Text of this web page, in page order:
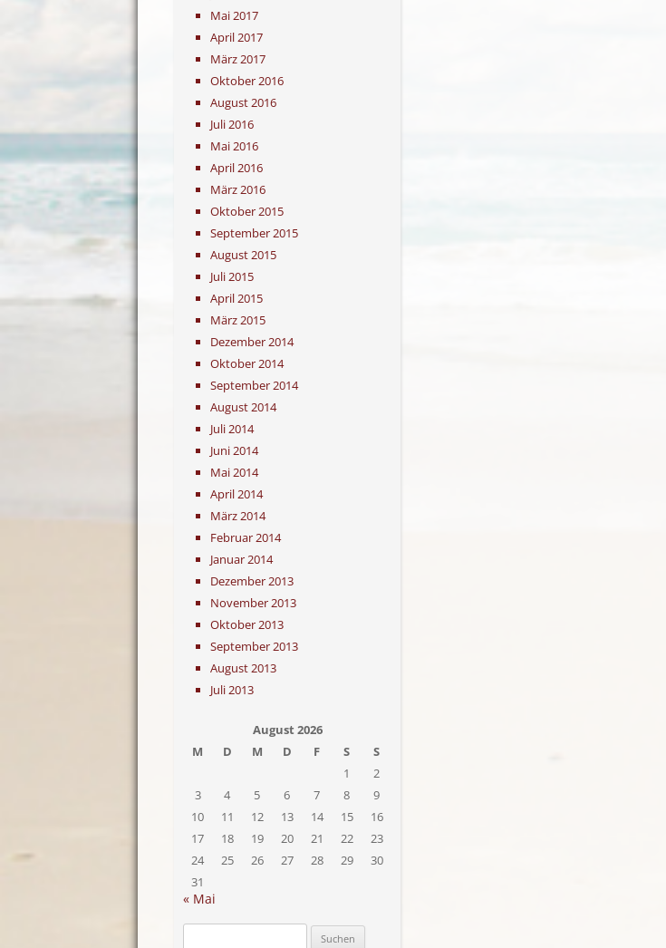
Mai 2017
April 2017
März 2017
Oktober 2016
August 2016
Juli 2016
Mai 2016
April 2016
März 2016
Oktober 2015
September 2015
August 2015
Juli 2015
April 2015
März 2015
Dezember 2014
Oktober 2014
September 2014
August 2014
Juli 2014
Juni 2014
Mai 2014
April 2014
März 2014
Februar 2014
Januar 2014
Dezember 2013
November 2013
Oktober 2013
September 2013
August 2013
Juli 2013
August 2026
M
D M D F S
S
1
2
3
4 5 6 7 8
9
10
11 12 13 14 15
16
17
18 19 20 21 22
23
24
25 26 27 28 29
30
31
« Mai